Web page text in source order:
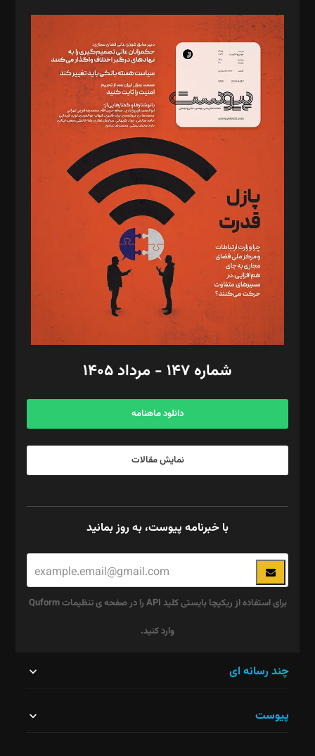
مدیر مسئول: محمدباقر اثنی‌عشری
سردبیر: مهرک محمودی
دبیر تحریریه: میثم قاسمی
د‌بیر ناداستان: سمانه سمیع
د‌بیر خدمت و تجارت: ابوالفضل رجبی
د‌بیر حقوق فناوری: حسام‌الدین ایپکچی
د‌بیر پیوست جهان: مینا پاکدل
د‌بیر تحریریه آنلاین: بابک نقاش
تحریریه‌: مجتبی محمود‌ی، آرش برهمند، یسنا امان‌پور، سروش کرمیان،
مصطفی مسجدی آرانی، ابوالفضل رجبی، زهرا فکرانه، فائزه فتحی
رستمی،مصطفی باستان
ویرایش: نگار استاد‌‌آقا
طراح یونیفرم: مجید توکلی
فیلمبرداری و عکاسی: امیر شفیعی، مانی لطفی زاده
گرافیک و صفحه‌آرایی: سید‌سبحان‌علی ثابت
مد‌یر توسعه تجاری: کامبیز برید‌
امور مالی: شاپور رهبری، محمد‌ کاظمی‌نیا
آگهی و مشترکین: ۰۹۱۹۹۹۹۰۴۵۴
شماره ۱۴۷ - مرداد ۱۴۰۵
دانلود ماهنامه
نمایش مقالات
با خبرنامه پیوست، به روز بمانید
برای استفاده از ریکپچا بایستی کلید API را در صفحه ی تنظیمات Quform
وارد کنید.
نباید
چند رسانه ای
پیوست